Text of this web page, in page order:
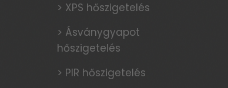
> XPS hőszigetelés
> Ásványgyapot
hőszigetelés
> PIR hőszigetelés